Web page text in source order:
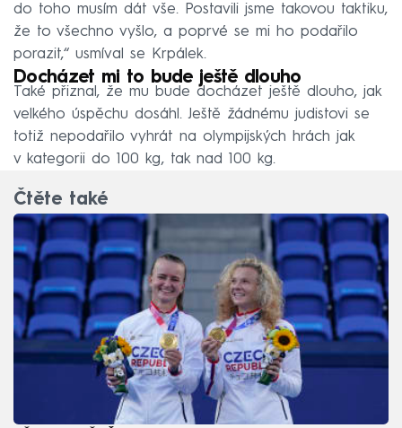
do toho musím dát vše. Postavili jsme takovou taktiku,
že to všechno vyšlo, a poprvé se mi ho podařilo
porazit,“ usmíval se Krpálek.
Docházet mi to bude ještě dlouho
Také přiznal, že mu bude docházet ještě dlouho, jak
velkého úspěchu dosáhl. Ještě žádnému judistovi se
totiž nepodařilo vyhrát na olympijských hrách jak
v kategorii do 100 kg, tak nad 100 kg.
Čtěte také